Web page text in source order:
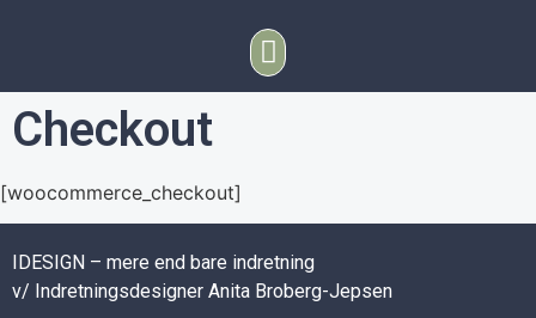
Checkout
[woocommerce_checkout]
IDESIGN – mere end bare indretning
v/ Indretningsdesigner Anita Broberg-Jepsen